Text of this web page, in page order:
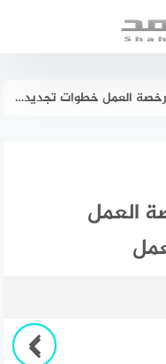
العمل خطوات تجديد رخصة العمل
العمل